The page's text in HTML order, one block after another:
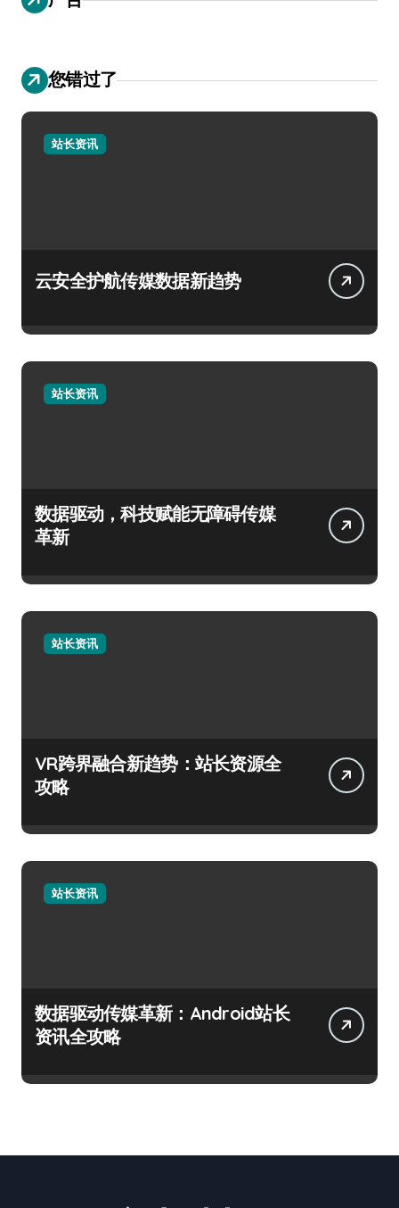
您错过了
站长资讯
云安全护航传媒数据新趋势
站长资讯
数据驱动，科技赋能无障碍传媒
革新
站长资讯
VR跨界融合新趋势：站长资源全
攻略
站长资讯
数据驱动传媒革新：Android站长
资讯全攻略